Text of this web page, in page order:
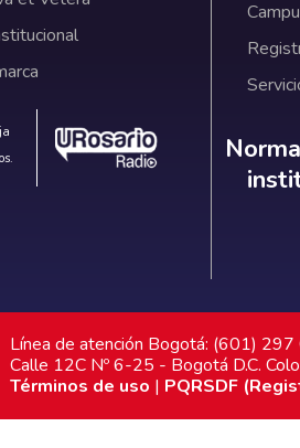
Línea de atención Bogotá: (601)
Calle 12C Nº 6-25 - Bogotá D.C.
Términos de uso | PQRSDF